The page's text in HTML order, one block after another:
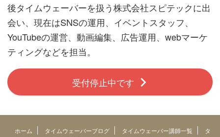
後タイムウェーバーを扱う株式会社スピテックに出
会い、現在はSNSの運用、イベントスタッフ、
YouTubeの運営、動画編集、広告運用、webマーケ
ティングなどを担当。
受付停止中です
ホーム タイムウェーバーブログ タイムウェーバー講師一覧
タ